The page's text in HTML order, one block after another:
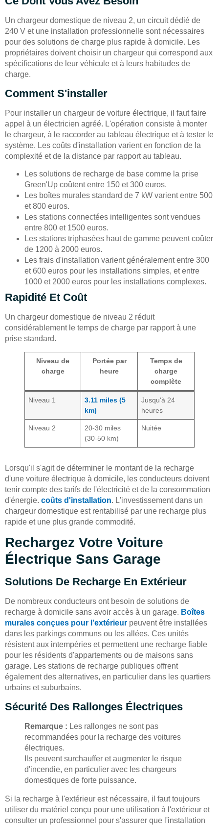
Un chargeur domestique de niveau 2, un circuit dédié de
240 V et une installation professionnelle sont nécessaires
pour des solutions de charge plus rapide à domicile. Les
propriétaires doivent choisir un chargeur qui correspond aux
spécifications de leur véhicule et à leurs habitudes de
charge.
Comment S'installer
Pour installer un chargeur de voiture électrique, il faut faire
appel à un électricien agréé. L'opération consiste à monter
le chargeur, à le raccorder au tableau électrique et à tester le
système. Les coûts d'installation varient en fonction de la
complexité et de la distance par rapport au tableau.
Les solutions de recharge de base comme la prise
Green'Up coûtent entre 150 et 300 euros.
Les boîtes murales standard de 7 kW varient entre 500
et 800 euros.
Les stations connectées intelligentes sont vendues
entre 800 et 1500 euros.
Les stations triphasées haut de gamme peuvent coûter
de 1200 à 2000 euros.
Les frais d'installation varient généralement entre 300
et 600 euros pour les installations simples, et entre
1000 et 2000 euros pour les installations complexes.
Rapidité Et Coût
Un chargeur domestique de niveau 2 réduit
considérablement le temps de charge par rapport à une
prise standard.
Niveau de
charge
Portée par
heure
Temps de
charge
complète
Niveau 1
3.11 miles (5
km)
Jusqu'à 24
heures
Niveau 2
20-30 miles
(30-50 km)
Nuitée
Lorsqu'il s'agit de déterminer le montant de la recharge
d'une voiture électrique à domicile, les conducteurs doivent
tenir compte des tarifs de l'électricité et de la consommation
d'énergie. coûts d'installation. L'investissement dans un
chargeur domestique est rentabilisé par une recharge plus
rapide et une plus grande commodité.
Rechargez Votre Voiture
Électrique Sans Garage
Solutions De Recharge En Extérieur
De nombreux conducteurs ont besoin de solutions de
recharge à domicile sans avoir accès à un garage. Boîtes
murales conçues pour l'extérieur peuvent être installées
dans les parkings communs ou les allées. Ces unités
résistent aux intempéries et permettent une recharge fiable
pour les résidents d'appartements ou de maisons sans
garage. Les stations de recharge publiques offrent
également des alternatives, en particulier dans les quartiers
urbains et suburbains.
Sécurité Des Rallonges Électriques
Remarque : Les rallonges ne sont pas
recommandées pour la recharge des voitures
électriques.
Ils peuvent surchauffer et augmenter le risque
d'incendie, en particulier avec les chargeurs
domestiques de forte puissance.
Si la recharge à l'extérieur est nécessaire, il faut toujours
utiliser du matériel conçu pour une utilisation à l'extérieur et
consulter un professionnel pour s'assurer que l'installation